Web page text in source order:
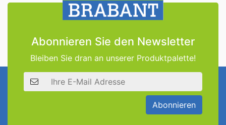
Abonnieren Sie den Newsletter
Bleiben Sie dran an unserer Produktpalette!
E-Mail Adresse
Abonnieren